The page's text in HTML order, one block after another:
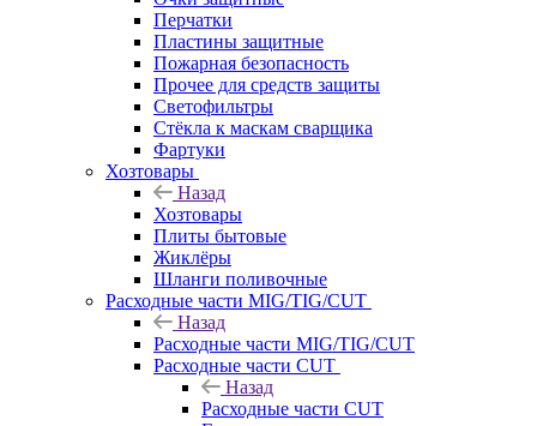
Перчатки
Пластины защитные
Пожарная безопасность
Прочее для средств защиты
Светофильтры
Стёкла к маскам сварщика
Фартуки
Хозтовары
Назад
Хозтовары
Плиты бытовые
Жиклёры
Шланги поливочные
Расходные части MIG/TIG/CUT
Назад
Расходные части MIG/TIG/CUT
Расходные части CUT
Назад
Расходные части CUT